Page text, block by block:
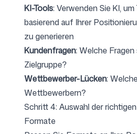
KI-Tools: Verwenden Sie KI,
basierend auf Ihrer
zu generieren
Kundenfragen: Welche
Zielgruppe?
Wettbewerber-Lücken:
Wettbewerbern?
Schritt 4: Auswahl der
Formate